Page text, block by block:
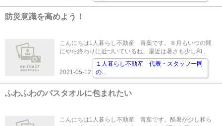
防災意識を高めよう！
こんにちは1人暮らし不動産 青葉です。８月もいつの間
にやら終わりに近づいているね。最近は暑さも少し和...
2021-05-12
１人暮らし不動産 代表・スタッフ一同
の...
ふわふわのバスタオルに包まれたい
こんにちは1人暮らし不動産 青葉です。酷暑が少し和ら